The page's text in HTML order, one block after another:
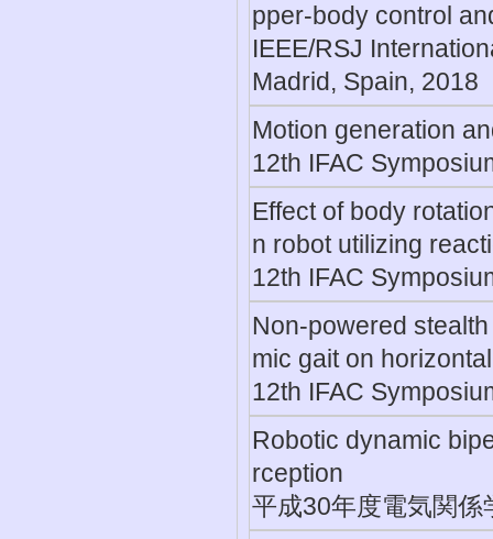
pper-body control
IEEE/RSJ
Madrid, Spain, 2018
Motion generation
12th IFAC
Effect of body
n robot utilizing
12th IFAC
Non-powered
mic gait on
12th IFAC
Robotic dynamic
rception
平成30年度電気関係